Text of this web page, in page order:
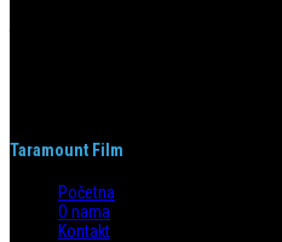
Taramount Film
Početna
O nama
Kontakt